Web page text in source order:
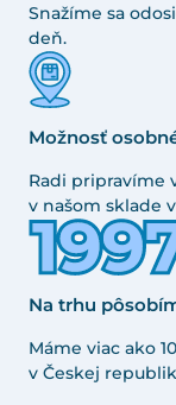
Snažíme sa
deň.
Možnosť
Radi pripravíme
v našom sklade
Na trhu
Máme viac ako
v Českej